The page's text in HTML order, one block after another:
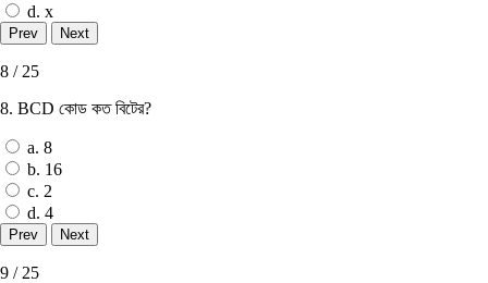
d. x
8 / 25
8. BCD কোড কত বিটের?
a. 8
b. 16
c. 2
d. 4
9 / 25